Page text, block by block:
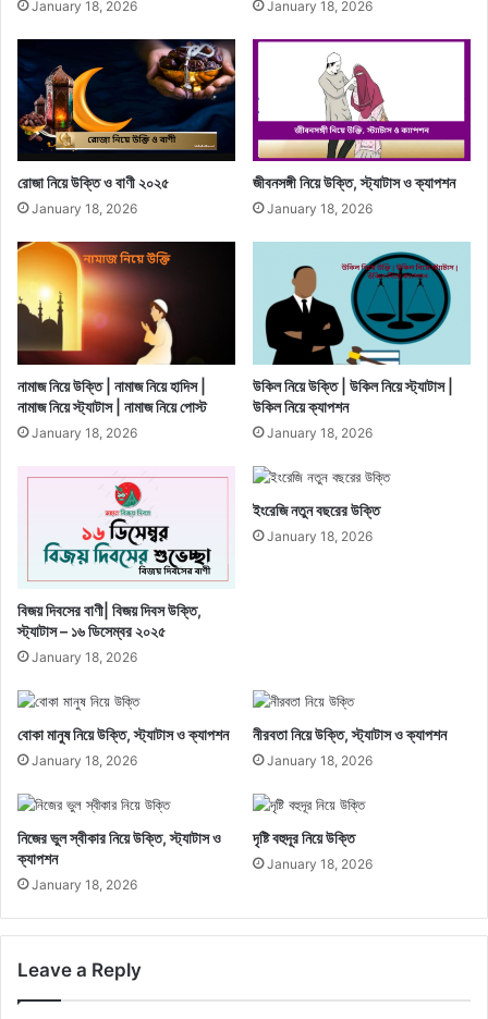
January 18, 2026 January 18, 2026
রোজা নিয়ে উক্তি ও বাণী ২০২৫
January 18, 2026
জীবনসঙ্গী নিয়ে উক্তি, স্ট্যাটাস ও ক্যাপশন
January 18, 2026
নামাজ নিয়ে উক্তি | নামাজ নিয়ে হাদিস |
নামাজ নিয়ে স্ট্যাটাস | নামাজ নিয়ে পোস্ট
January 18, 2026
উকিল নিয়ে উক্তি | উকিল নিয়ে স্ট্যাটাস |
উকিল নিয়ে ক্যাপশন
January 18, 2026
বিজয় দিবসের বাণী| বিজয় দিবস উক্তি,
স্ট্যাটাস – ১৬ ডিসেম্বর ২০২৫
January 18, 2026
ইংরেজি নতুন বছরের উক্তি
January 18, 2026
বোকা মানুষ নিয়ে উক্তি, স্ট্যাটাস ও ক্যাপশন
January 18, 2026
নীরবতা নিয়ে উক্তি, স্ট্যাটাস ও ক্যাপশন
January 18, 2026
নিজের ভুল স্বীকার নিয়ে উক্তি, স্ট্যাটাস ও
ক্যাপশন
January 18, 2026
দৃষ্টি বহুদূর নিয়ে উক্তি
January 18, 2026
Leave a Reply